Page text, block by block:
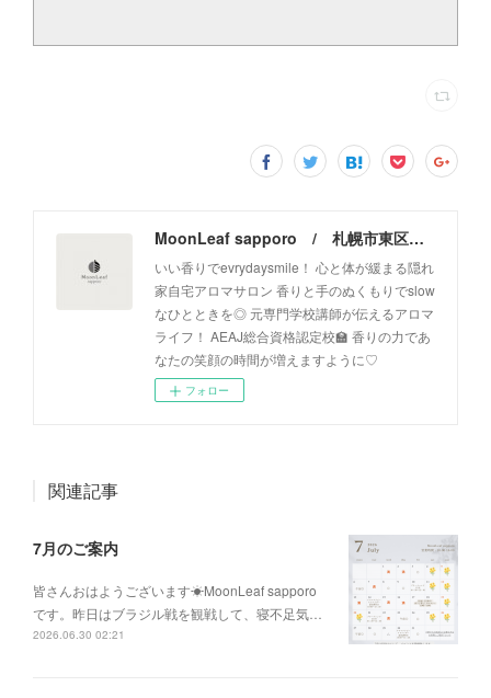
MoonLeaf sapporo / 札幌市東区の100種類以上の香りが楽しめるアロマスクール＆トリートメントサロン
いい香りでevrydaysmile！ 心と体が緩まる隠れ
家自宅アロマサロン 香りと手のぬくもりでslow
なひとときを◎ 元専門学校講師が伝えるアロマ
ライフ！ AEAJ総合資格認定校🏫 香りの力であ
なたの笑顔の時間が増えますように♡
フォロー
関連記事
7月のご案内
皆さんおはようございます☀MoonLeaf sapporo
です。昨日はブラジル戦を観戦して、寝不足気…
2026.06.30 02:21